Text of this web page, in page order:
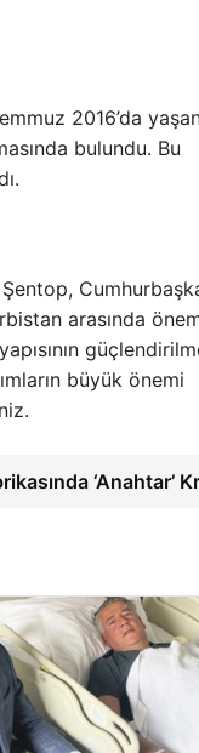
2016’da
bulundu. Bu
arasında
büyük önemi
‘Anahtar’